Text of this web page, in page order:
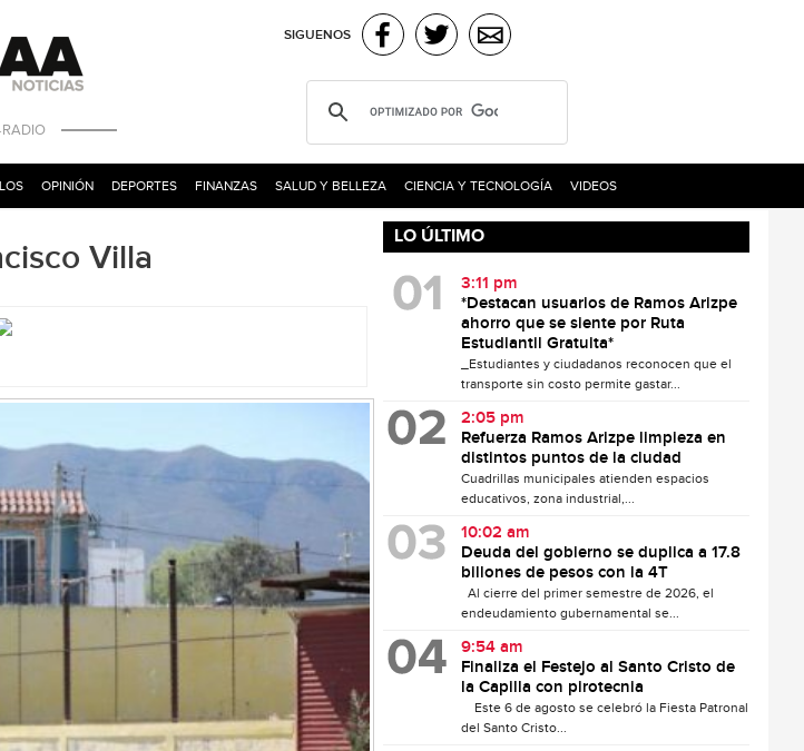
SIGUENOS
OPINIÓN DEPORTES FINANZAS SALUD Y BELLEZA CIENCIA Y TECNOLOGÍA VIDEOS
Villa
LO ÚLTIMO
3:11 pm
*Destacan usuarios de Ramos Arizpe
ahorro que se siente por Ruta
Estudiantil Gratuita*
_Estudiantes y ciudadanos reconocen que el
transporte sin costo permite gastar...
2:05 pm
Refuerza Ramos Arizpe limpieza en
distintos puntos de la ciudad
Cuadrillas municipales atienden espacios
educativos, zona industrial,...
10:02 am
Deuda del gobierno se duplica a 17.8
billones de pesos con la 4T
Al cierre del primer semestre de 2026, el
endeudamiento gubernamental se...
9:54 am
Finaliza el Festejo al Santo Cristo de
la Capilla con pirotecnia
Este 6 de agosto se celebró la Fiesta Patronal
del Santo Cristo...